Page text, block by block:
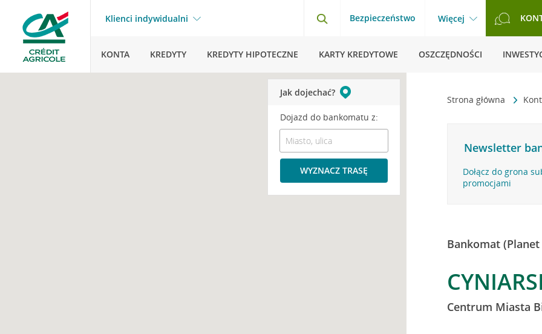
Klienci indywidualni Bezpieczeństwo Więcej
KONTA KREDYTY KREDYTY HIPOTECZNE KARTY KREDYTOWE OSZCZĘDNOŚCI
Strona główna
Newsletter
Dołącz do grona
promocjami
Bankomat (Planet
Centrum Miasta
Jak dojechać?
Dojazd do bankomatu z:
WYZNACZ TRASĘ